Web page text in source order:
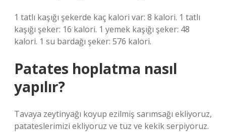
1 tatlı kaşığı şekerde kaç kalori var: 8 kalori. 1 tatlı
kaşığı şeker: 16 kalori. 1 yemek kaşığı şeker: 48
kalori. 1 su bardağı şeker: 576 kalori.
Patates hoplatma nasıl
yapılır?
Tavaya zeytinyağı koyup ezilmiş sarımsağı ekliyoruz,
patateslerimizi ekliyoruz ve tuz ve kekik serpiyoruz.